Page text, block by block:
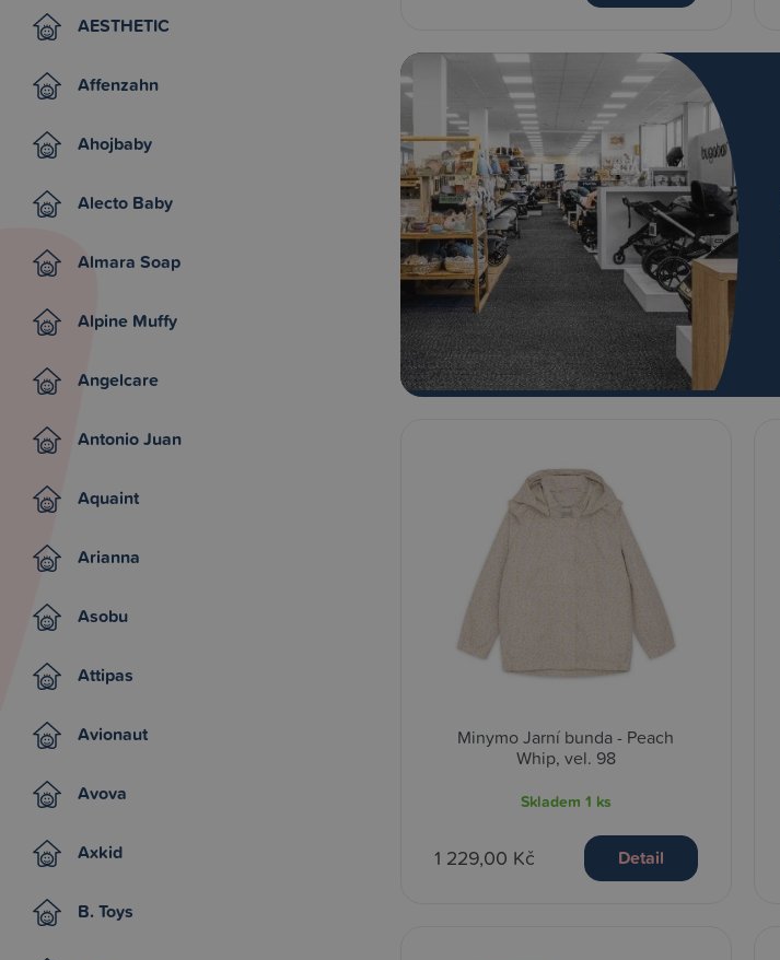
AESTHETIC
Affenzahn
Ahojbaby
Alecto Baby
Almara Soap
Alpine Muffy
Angelcare
Antonio Juan
Aquaint
Arianna
Asobu
Attipas
Avionaut
Avova
Axkid
B. Toys
Minymo Jarní bunda - Peach
Whip, vel. 98
Skladem 1 ks
1 229,00 Kč Detail